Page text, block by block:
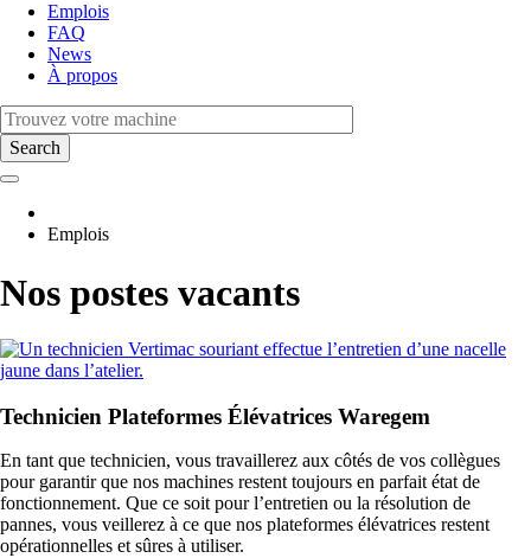
Emplois
FAQ
News
À propos
Emplois
Nos postes vacants
Technicien Plateformes Élévatrices Waregem
En tant que technicien, vous travaillerez aux côtés de vos collègues
pour garantir que nos machines restent toujours en parfait état de
fonctionnement. Que ce soit pour l’entretien ou la résolution de
pannes, vous veillerez à ce que nos plateformes élévatrices restent
opérationnelles et sûres à utiliser.